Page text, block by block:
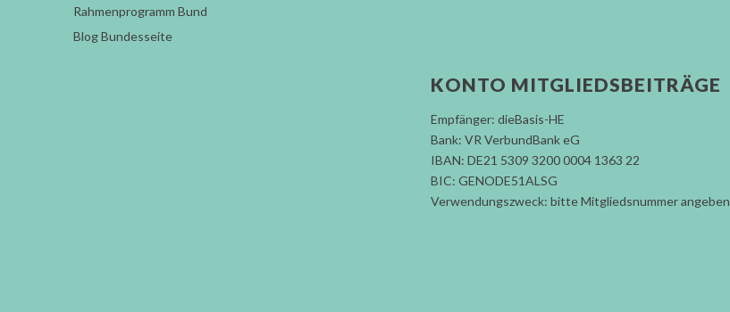
Rahmenprogramm Bund
Blog Bundesseite
KONTO MITGLIEDSBEITRÄGE
Empfänger: dieBasis-HE
Bank: VR VerbundBank eG
IBAN: DE21 5309 3200 0004 1363 22
BIC: GENODE51ALSG
Verwendungszweck: bitte Mitgliedsnummer angeben